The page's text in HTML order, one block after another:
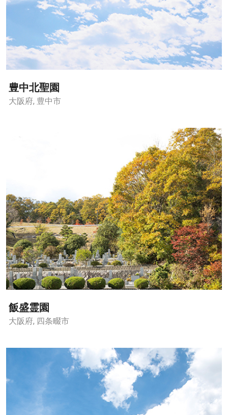
豊中北聖園
大阪府, 豊中市
飯盛霊園
大阪府, 四条畷市